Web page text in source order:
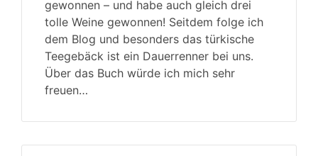
gewonnen – und habe auch gleich drei
tolle Weine gewonnen! Seitdem folge ich
dem Blog und besonders das türkische
Teegebäck ist ein Dauerrenner bei uns.
Über das Buch würde ich mich sehr
freuen…